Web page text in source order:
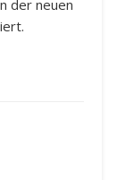
der neuen